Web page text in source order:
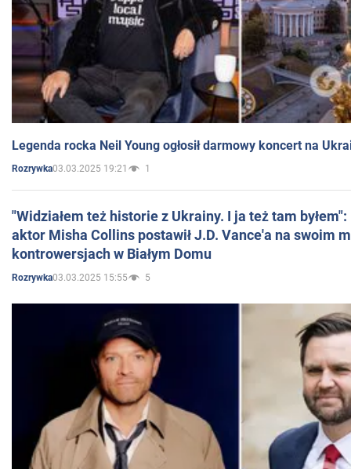
Legenda rocka Neil Young ogłosił darmowy koncert na
Rozrywka03.03.2025 19:21 1
"Widziałem też historie z Ukrainy. I ja też tam
aktor Misha Collins postawił J.D. Vance'a na swoim
kontrowersjach w Białym Domu
Rozrywka03.03.2025 15:55 5